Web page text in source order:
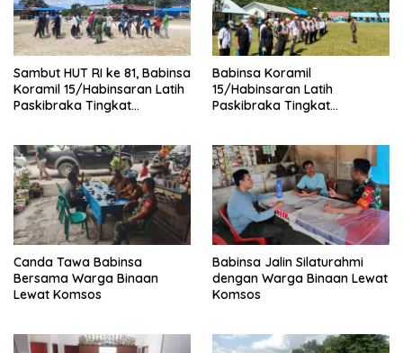
Sambut HUT RI ke 81, Babinsa
Koramil 15/Habinsaran Latih
Paskibraka Tingkat
Babinsa Koramil
15/Habinsaran Latih
Paskibraka Tingkat
Canda Tawa Babinsa
Bersama Warga Binaan
Lewat Komsos
Babinsa Jalin Silaturahmi
dengan Warga Binaan Lewat
Komsos